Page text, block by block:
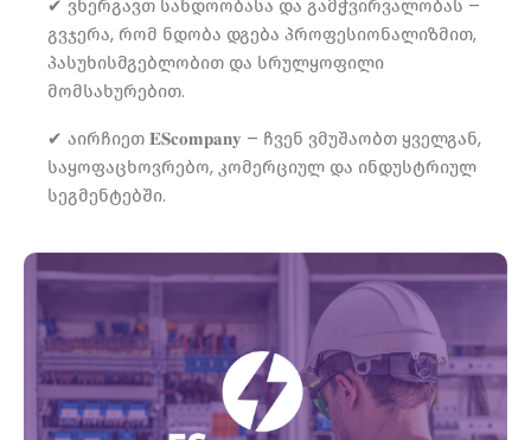
გვჯერა, რომ ნდობა დგება პროფესიონალიზმით,
პასუხისმგებლობით და სრულყოფილი
მომსახურებით.
✔ აირჩიეთ 𝐄𝐒𝐜𝐨𝐦𝐩𝐚𝐧𝐲 – ჩვენ ვმუშაობთ ყველგან,
საყოფაცხოვრებო, კომერციულ და ინდუსტრიულ
სეგმენტებში.